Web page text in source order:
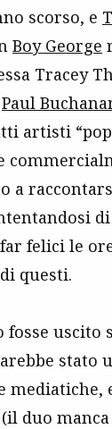
scorso, e
Boy George
Tracey
Paul
artisti
a
felici le
questi.
fosse uscito
stato
mediatiche,
duo